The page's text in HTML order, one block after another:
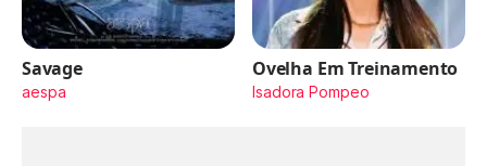
Savage
aespa
Ovelha Em Treinamento
Isadora Pompeo